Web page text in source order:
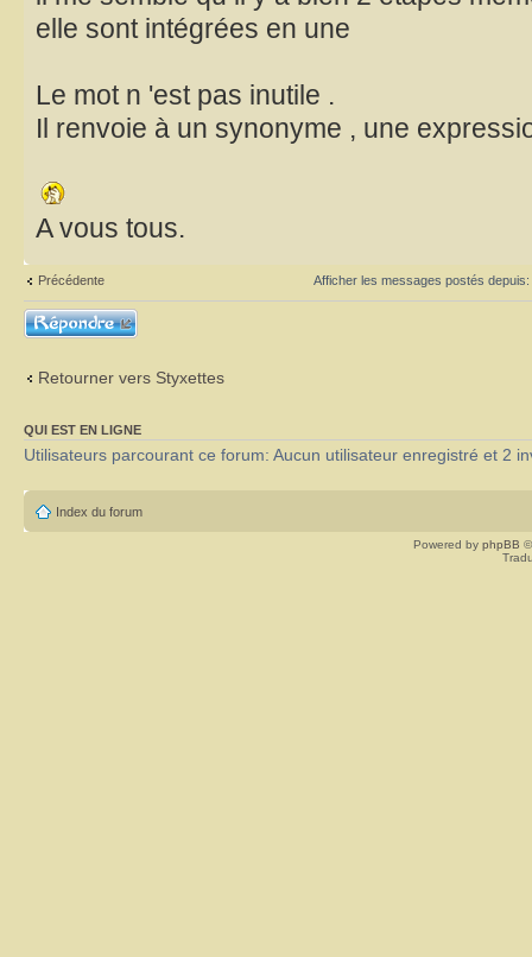
elle sont intégrées en une
Le mot n 'est pas inutile .
Il renvoie à un synonyme , une
A vous tous.
Précédente Afficher les messages postés depuis:
Répondre
Retourner vers Styxettes
QUI EST EN LIGNE
Utilisateurs parcourant ce forum: Aucun utilisateur enregistré et 2
Index du forum
Powered by phpBB